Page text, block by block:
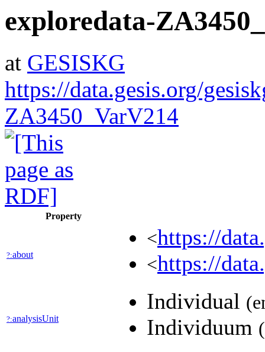
exploredata-
at GESISKG
https://data.gesis.org/
ZA3450_VarV214
Property
?:about
<https://
<https://
?:analysisUnit
Individual
Individuum